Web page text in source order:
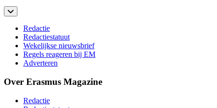
Redactie
Redactiestatuut
Wekelijkse nieuwsbrief
Regels reageren bij EM
Adverteren
Over Erasmus Magazine
Redactie